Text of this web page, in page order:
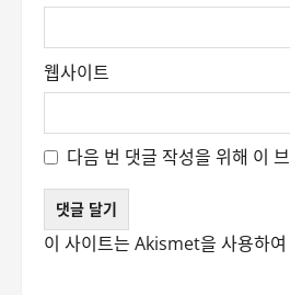
웹사이트
다음 번 댓글 작성을 위해 이
이 사이트는 Akismet을 사용하